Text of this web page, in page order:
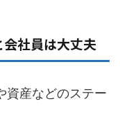
社員は大丈夫
資産などのステー